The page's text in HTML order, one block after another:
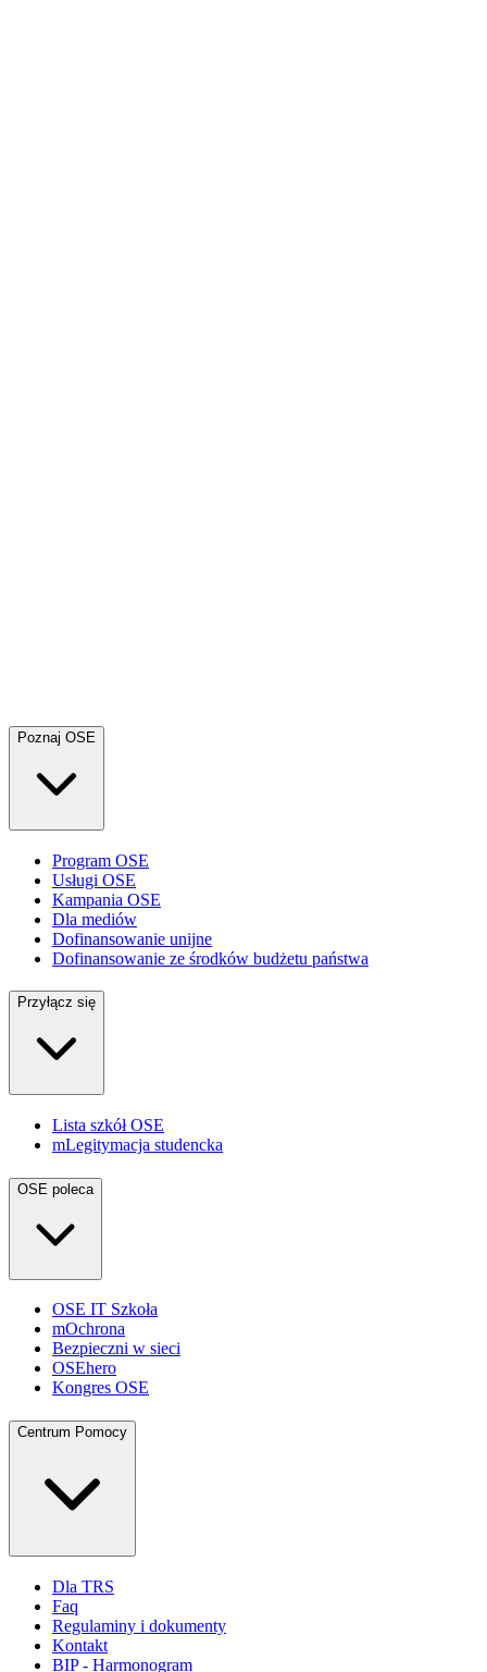
Poznaj OSE
Program OSE
Usługi OSE
Kampania OSE
Dla mediów
Dofinansowanie unijne
Dofinansowanie ze środków budżetu państwa
Przyłącz się
Lista szkół OSE
mLegitymacja studencka
OSE poleca
OSE IT Szkoła
mOchrona
Bezpieczni w sieci
OSEhero
Kongres OSE
Centrum Pomocy
Dla TRS
Faq
Regulaminy i dokumenty
Kontakt
BIP - Harmonogram